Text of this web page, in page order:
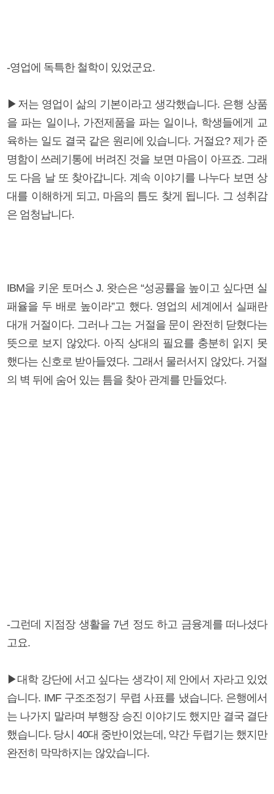
-영업에 독특한 철학이 있었군요.
▶저는 영업이 삶의 기본이라고 생각했습니다. 은행 상품
을 파는 일이나, 가전제품을 파는 일이나, 학생들에게 교
육하는 일도 결국 같은 원리에 있습니다. 거절요? 제가 준
명함이 쓰레기통에 버려진 것을 보면 마음이 아프죠. 그래
도 다음 날 또 찾아갑니다. 계속 이야기를 나누다 보면 상
대를 이해하게 되고, 마음의 틈도 찾게 됩니다. 그 성취감
은 엄청납니다.
IBM을 키운 토머스 J. 왓슨은 “성공률을 높이고 싶다면 실
패율을 두 배로 높이라”고 했다. 영업의 세계에서 실패란
대개 거절이다. 그러나 그는 거절을 문이 완전히 닫혔다는
뜻으로 보지 않았다. 아직 상대의 필요를 충분히 읽지 못
했다는 신호로 받아들였다. 그래서 물러서지 않았다. 거절
의 벽 뒤에 숨어 있는 틈을 찾아 관계를 만들었다.
-그런데 지점장 생활을 7년 정도 하고 금융계를 떠나셨다
고요.
▶대학 강단에 서고 싶다는 생각이 제 안에서 자라고 있었
습니다. IMF 구조조정기 무렵 사표를 냈습니다. 은행에서
는 나가지 말라며 부행장 승진 이야기도 했지만 결국 결단
했습니다. 당시 40대 중반이었는데, 약간 두렵기는 했지만
완전히 막막하지는 않았습니다.